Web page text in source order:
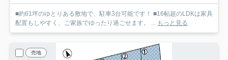
■約61坪のゆとりある敷地で、駐車3台可能です！ ■16帖超のLDKは家具
配置もしやすく、ご家族でゆったり過ごせます。 ... もっと見る
売地